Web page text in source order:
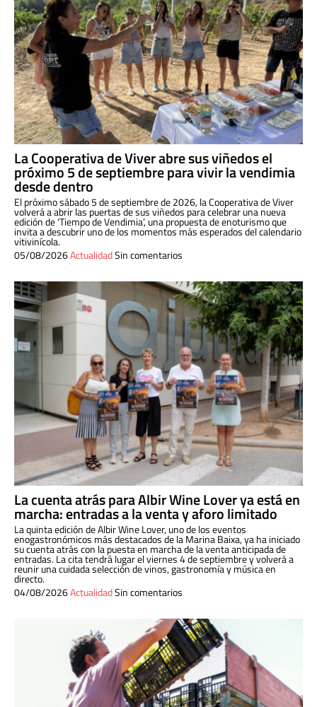
La Cooperativa de Viver abre sus viñedos el
próximo 5 de septiembre para vivir la vendimia
desde dentro
El próximo sábado 5 de septiembre de 2026, la Cooperativa de Viver
volverá a abrir las puertas de sus viñedos para celebrar una nueva
edición de ‘Tiempo de Vendimia’, una propuesta de enoturismo que
invita a descubrir uno de los momentos más esperados del calendario
vitivinícola.
05/08/2026ActualidadSin comentarios
La cuenta atrás para Albir Wine Lover ya está en
marcha: entradas a la venta y aforo limitado
La quinta edición de Albir Wine Lover, uno de los eventos
enogastronómicos más destacados de la Marina Baixa, ya ha iniciado
su cuenta atrás con la puesta en marcha de la venta anticipada de
entradas. La cita tendrá lugar el viernes 4 de septiembre y volverá a
reunir una cuidada selección de vinos, gastronomía y música en
directo.
04/08/2026ActualidadSin comentarios